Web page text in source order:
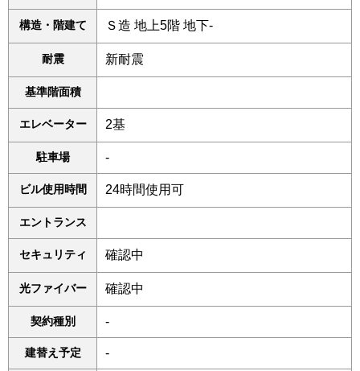
構造・階建て Ｓ造 地上5階 地下-
耐震 新耐震
基準階面積
エレベーター 2基
駐車場 -
ビル使用時間 24時間使用可
エントランス
セキュリティ 確認中
光ファイバー 確認中
契約種別 -
建替え予定 -